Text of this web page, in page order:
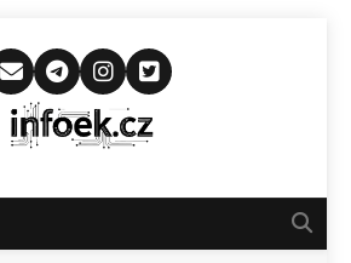
Infoek.cz
Novinkám